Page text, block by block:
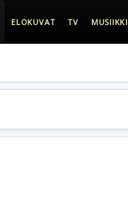
ELOKUVAT TV MUSIIKKI